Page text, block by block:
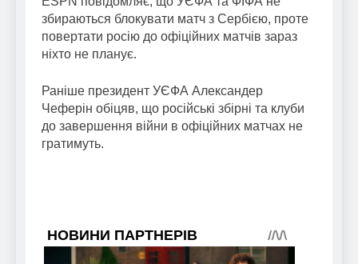
збираються блокувати матч з Сербією, проте
повертати росію до офіційних матчів зараз
ніхто не планує.
Раніше президент УЄФА Александер
Чеферін обіцяв, що російські збірні та клуби
до завершення війни в офіційних матчах не
гратимуть.